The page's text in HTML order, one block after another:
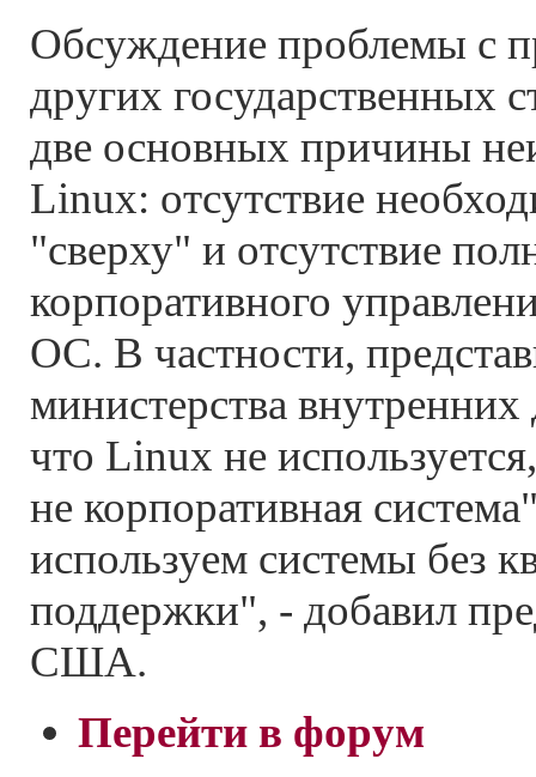
Обсуждение проблемы с
других государственных
две основных причины
Linux: отсутствие
"сверху" и отсутствие
корпоративного
ОС. В частности,
министерства
что Linux не
не корпоративная
используем системы без
поддержки", - добавил
США.
Перейти в форум